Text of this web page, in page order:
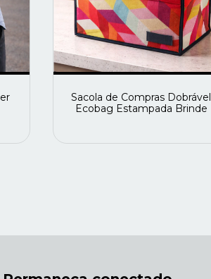
Sacola de Compras Dobrável
Ecobag Estampada Brinde